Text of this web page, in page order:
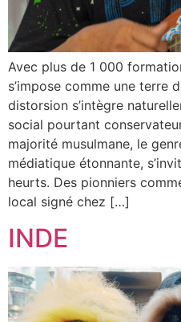
Avec plus de 1 000
s’impose comme une terre
distorsion s’intègre
social pourtant
majorité musulmane, le
médiatique étonnante,
heurts. Des pionniers
local signé chez […]
INDE